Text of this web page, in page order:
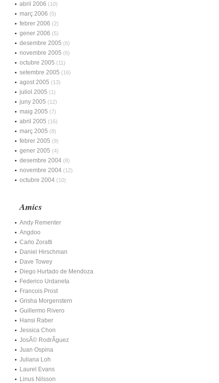
abril 2006 (10)
març 2006 (5)
febrer 2006 (2)
gener 2006 (5)
desembre 2005 (6)
novembre 2005 (6)
octubre 2005 (11)
setembre 2005 (16)
agost 2005 (13)
juliol 2005 (1)
juny 2005 (12)
maig 2005 (7)
abril 2005 (16)
març 2005 (8)
febrer 2005 (9)
gener 2005 (4)
desembre 2004 (8)
novembre 2004 (12)
octubre 2004 (10)
Amics
Andy Rementer
Angdoo
Carlo Zoratti
Daniel Hirschman
Dave Towey
Diego Hurtado de Mendoza
Federico Urdaneta
Francois Prost
Grisha Morgenstern
Guillermo Rivero
Hansi Raber
Jessica Chon
JosÃ© RodrÃ­guez
Juan Ospina
Juliana Loh
Laurel Evans
Linus Nilsson